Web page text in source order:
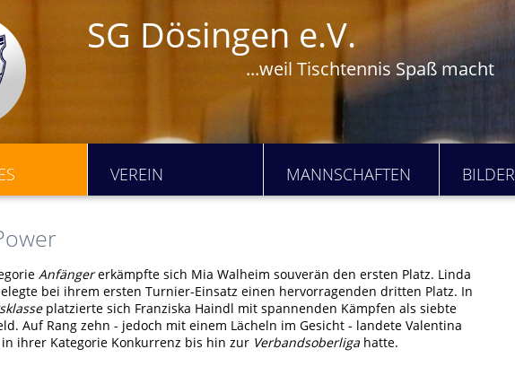
SG Dösingen e.V.
...weil Tischtennis Spaß macht
VEREIN MANNSCHAFTEN BILDER
Anfängererkämpfte sich Mia Walheim souverän den ersten Platz. Linda
bei ihrem ersten Turnier-Einsatz einen hervorragenden dritten Platz. In
platzierte sich Franziska Haindl mit spannenden Kämpfen als siebte
Auf Rang zehn - jedoch mit einem Lächeln im Gesicht - landete Valentina
in ihrer Kategorie Konkurrenz bis hin zur Verbandsoberliga hatte.